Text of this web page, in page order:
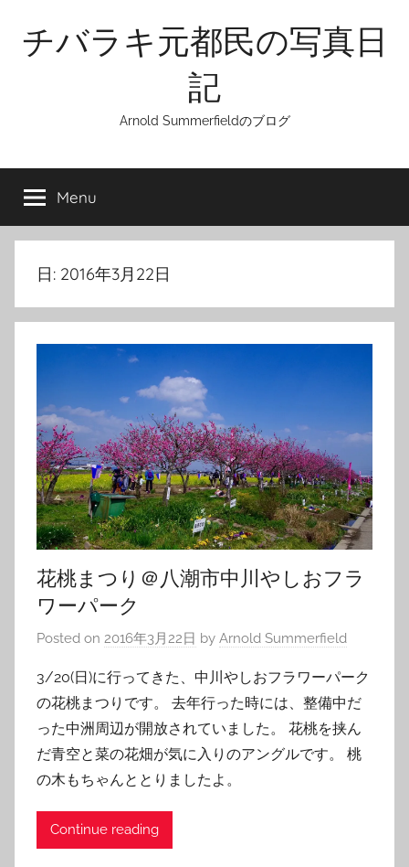
content
チバラキ元都民の写真日
記
Arnold Summerfieldのブログ
Menu
日: 2016年3月22日
花桃まつり＠八潮市中川やしおフラ
ワーパーク
Posted on 2016年3月22日 by Arnold Summerfield
3/20(日)に行ってきた、中川やしおフラワーパーク
の花桃まつりです。 去年行った時には、整備中だ
った中洲周辺が開放されていました。 花桃を挟ん
だ青空と菜の花畑が気に入りのアングルです。 桃
の木もちゃんととりましたよ。
Continue reading